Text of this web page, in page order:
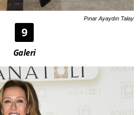
Pınar Ayaydın Talay
9
Galeri